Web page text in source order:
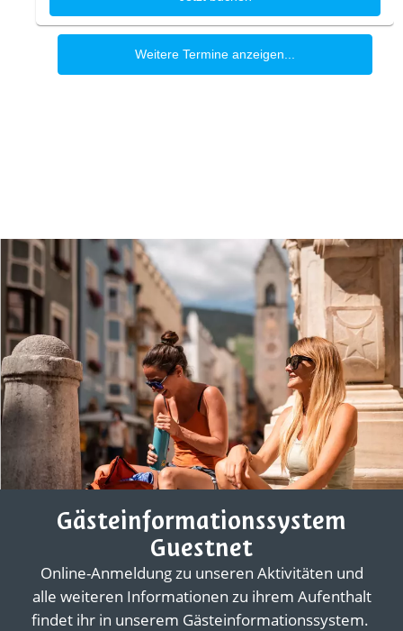
Gästeinformationssystem
Guestnet
Online-Anmeldung zu unseren Aktivitäten und
alle weiteren Informationen zu ihrem Aufenthalt
findet ihr in unserem Gästeinformationssystem.